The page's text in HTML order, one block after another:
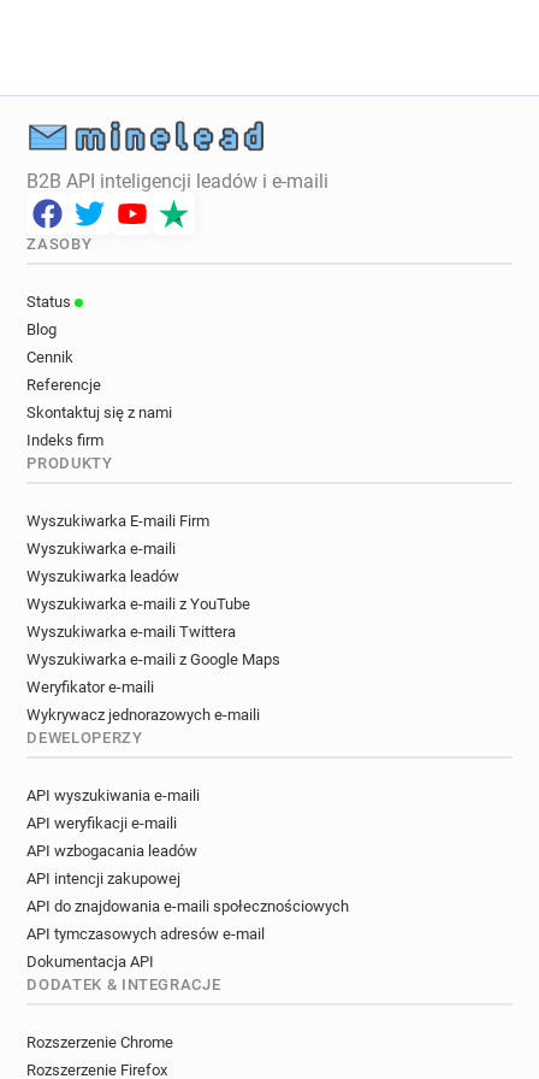
r**********@sainsburysbank.co.uk
n*****@sainsburysbank.co.uk
k*******@sainsburysbank.co.uk
v*****@sainsburysbank.co.uk
B2B API inteligencji leadów i e-maili
ZASOBY
Status
Blog
Cennik
Referencje
Skontaktuj się z nami
Indeks firm
PRODUKTY
Wyszukiwarka E-maili Firm
Wyszukiwarka e-maili
Wyszukiwarka leadów
Wyszukiwarka e-maili z YouTube
Wyszukiwarka e-maili Twittera
Wyszukiwarka e-maili z Google Maps
Weryfikator e-maili
Wykrywacz jednorazowych e-maili
DEWELOPERZY
API wyszukiwania e-maili
API weryfikacji e-maili
API wzbogacania leadów
API intencji zakupowej
API do znajdowania e-maili społecznościowych
API tymczasowych adresów e-mail
Dokumentacja API
DODATEK & INTEGRACJE
Rozszerzenie Chrome
Rozszerzenie Firefox